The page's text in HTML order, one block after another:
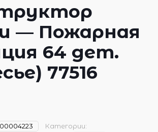
— Пожарная
64 дет.
77516
Категории: